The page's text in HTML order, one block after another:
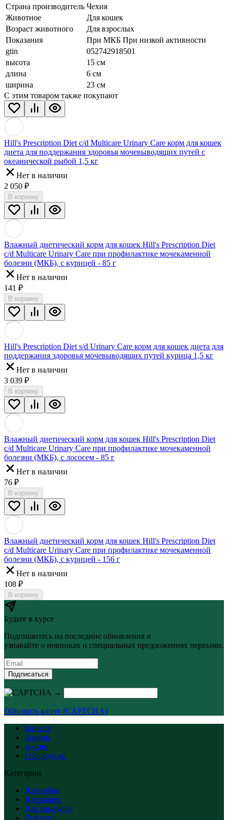
Страна производитель Чехия
Животное
Для кошек
Возраст животного
Для взрослых
Показания
При МКБ При низкой активности
gtin
052742918501
высота
15 см
длина
6 см
ширина
23 см
С этим товаром также покупают
Hill's Prescription Diet c/d Multicare Urinary Care корм для кошек
диета для поддержания здоровья мочевыводящих путей с
океанической рыбой 1,5 кг
Нет в наличии
2 050 ₽
В корзину
Влажный диетический корм для кошек Hill's Prescription Diet
c/d Multicare Urinary Care при профилактике мочекаменной
болезни (МКБ), с курицей - 85 г
Нет в наличии
141 ₽
В корзину
Hill's Prescription Diet s/d Urinary Care корм для кошек диета для
поддержания здоровья мочевыводящих путей курица 1,5 кг
Нет в наличии
3 039 ₽
В корзину
Влажный диетический корм для кошек Hill's Prescription Diet
c/d Multicare Urinary Care при профилактике мочекаменной
болезни (МКБ), с лососем - 85 г
Нет в наличии
76 ₽
В корзину
Влажный диетический корм для кошек Hill's Prescription Diet
c/d Multicare Urinary Care при профилактике мочекаменной
болезни (МКБ), с курицей - 156 г
Нет в наличии
108 ₽
В корзину
Будьте в курсе
Подпишитесь на последние обновления и
узнавайте о новинках и специальных предложениях первыми.
Подписаться
→
Обновить капчу (CAPTCHA)
Каталог
Бренды
Акции
Распродажи
Категории
Для собак
Для кошек
Для грызунов
Для птиц